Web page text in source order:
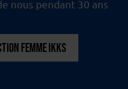
nous pendant 30 ans
FEMME IKKS